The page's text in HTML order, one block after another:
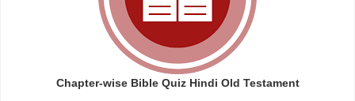
Chapter-wise Bible Quiz Hindi Old Testament